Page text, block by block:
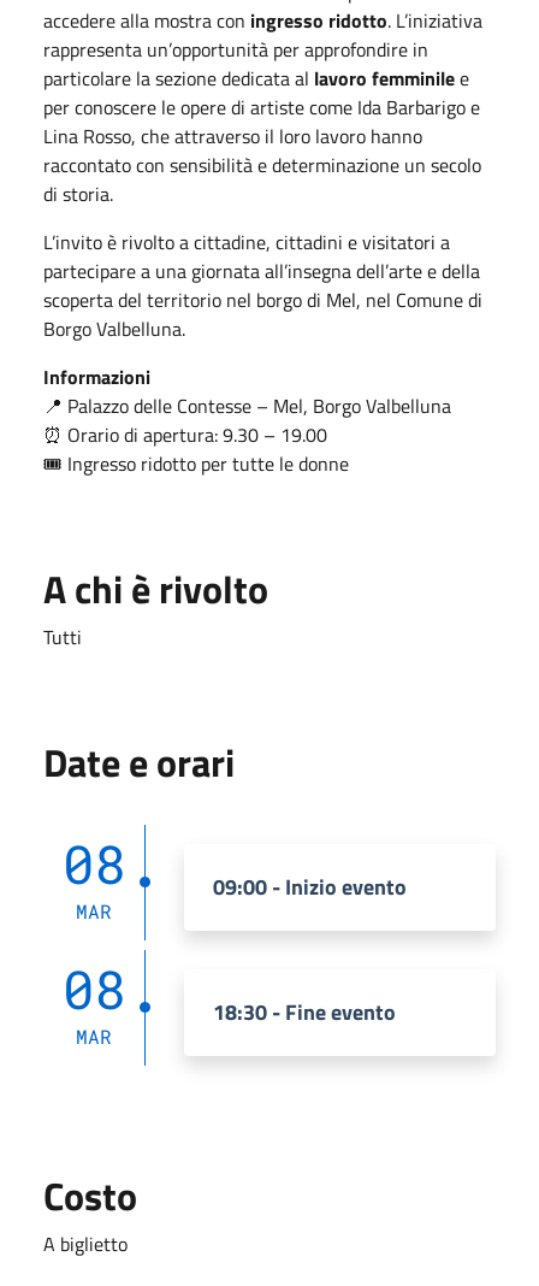
accedere alla mostra con ingresso ridotto. L’iniziativa
rappresenta un’opportunità per approfondire in
particolare la sezione dedicata al lavoro femminilee
per conoscere le opere di artiste come Ida Barbarigoe
Lina Rosso, che attraverso il loro lavoro hanno
raccontato con sensibilità e determinazione un secolo
di storia.
L’invito è rivolto a cittadine, cittadini e visitatori a
partecipare a una giornata all’insegna dell’arte e della
scoperta del territorio nel borgo di Mel, nel Comune di
Borgo Valbelluna.
Informazioni
📍 Palazzo delle Contesse – Mel, Borgo Valbelluna
⏰ Orario di apertura: 9.30 – 19.00
🎟️ Ingresso ridotto per tutte le donne
A chi è rivolto
Tutti
Date e orari
08
MAR
09:00 - Inizio evento
08
MAR
18:30 - Fine evento
Costo
A biglietto